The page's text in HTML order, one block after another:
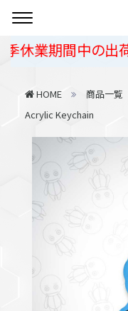
期間中の出荷・
HOME 商品一覧
Acrylic Keychain